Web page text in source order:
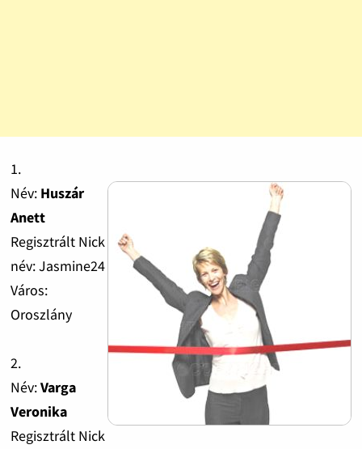
1.
Név:Huszár
Anett
Regisztrált Nick
név: Jasmine24
Város:
Oroszlány
2.
Név:Varga
Veronika
Regisztrált Nick